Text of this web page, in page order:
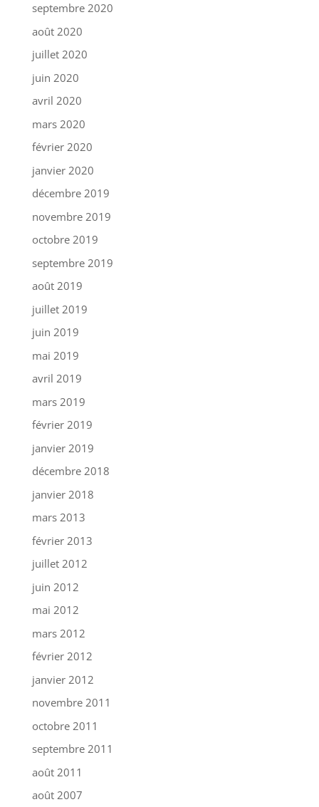
septembre 2020
août 2020
juillet 2020
juin 2020
avril 2020
mars 2020
février 2020
janvier 2020
décembre 2019
novembre 2019
octobre 2019
septembre 2019
août 2019
juillet 2019
juin 2019
mai 2019
avril 2019
mars 2019
février 2019
janvier 2019
décembre 2018
janvier 2018
mars 2013
février 2013
juillet 2012
juin 2012
mai 2012
mars 2012
février 2012
janvier 2012
novembre 2011
octobre 2011
septembre 2011
août 2011
août 2007